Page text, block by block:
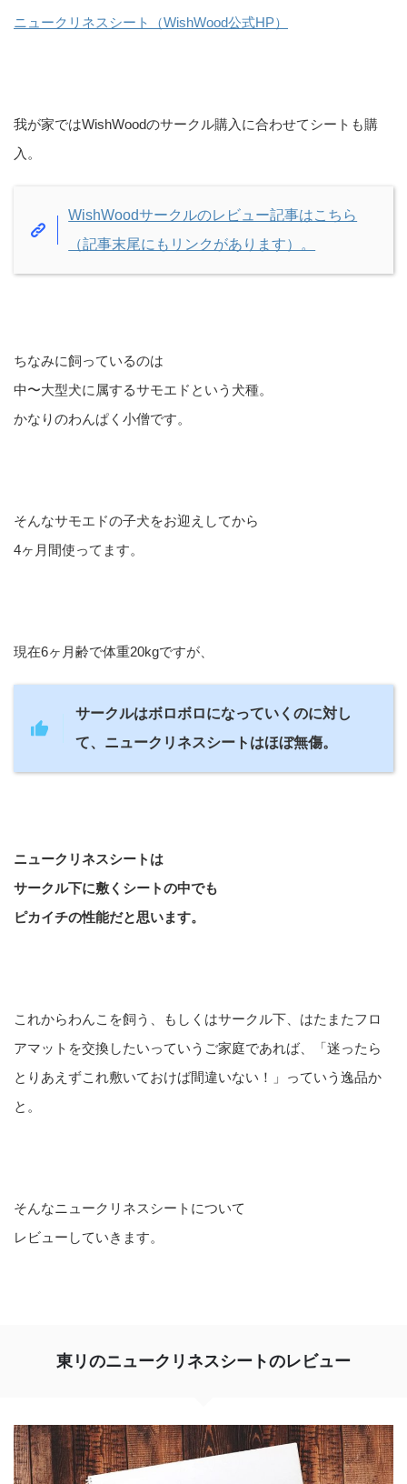
ニュークリネスシート（WishWood公式HP）
我が家ではWishWoodのサークル購入に合わせてシートも購
入。
WishWoodサークルのレビュー記事はこちら
（記事末尾にもリンクがあります）。
ちなみに飼っているのは
中〜大型犬に属するサモエドという犬種。
かなりのわんぱく小僧です。
そんなサモエドの子犬をお迎えしてから
4ヶ月間使ってます。
現在6ヶ月齢で体重20kgですが、
サークルはボロボロになっていくのに対し
て、ニュークリネスシートはほぼ無傷。
ニュークリネスシートは
サークル下に敷くシートの中でも
ピカイチの性能だと思います。
これからわんこを飼う、もしくはサークル下、はたまたフロ
アマットを交換したいっていうご家庭であれば、「迷ったら
とりあえずこれ敷いておけば間違いない！」っていう逸品か
と。
そんなニュークリネスシートについて
レビューしていきます。
東リのニュークリネスシートのレビュー